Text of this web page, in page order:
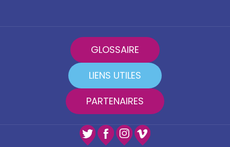
GLOSSAIRE
LIENS UTILES
PARTENAIRES